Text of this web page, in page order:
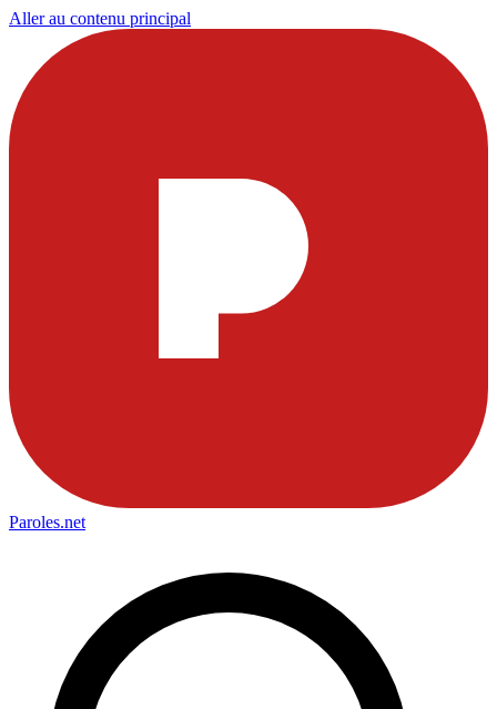
Aller au contenu principal
Paroles.net